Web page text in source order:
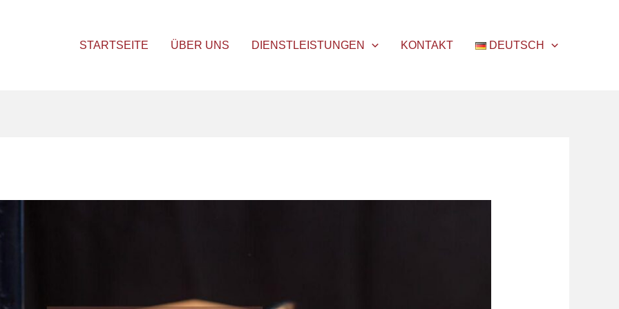
STARTSEITE ÜBER UNS DIENSTLEISTUNGEN KONTAKT DEUTSCH